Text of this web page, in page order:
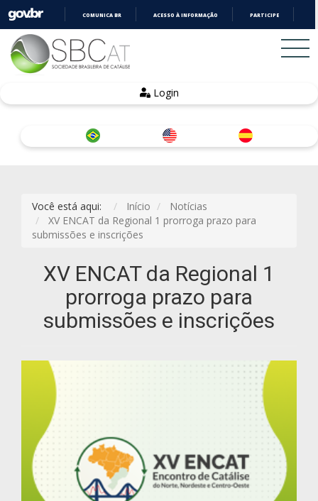
COMUNICA BR ACESSO À INFORMAÇÃO PARTICIPE
Login
Você está aqui: Início
Notícias
XV ENCAT da Regional 1 prorroga prazo para
submissões e inscrições
XV ENCAT da Regional 1
prorroga prazo para
submissões e inscrições